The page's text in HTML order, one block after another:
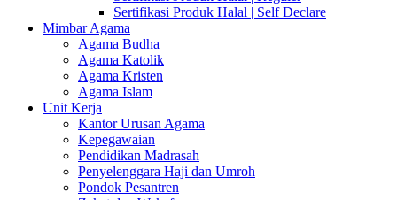
Sertifikasi Produk Halal | Self Declare
Mimbar Agama
Agama Budha
Agama Katolik
Agama Kristen
Agama Islam
Unit Kerja
Kantor Urusan Agama
Kepegawaian
Pendidikan Madrasah
Penyelenggara Haji dan Umroh
Pondok Pesantren